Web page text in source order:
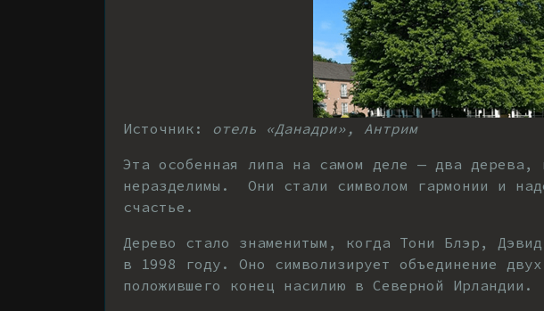
Источник: отель «Данадри», Антрим
Эта особенная липа на самом деле — два дерева,
неразделимы. Они стали символом гармонии и
счастье.
Дерево стало знаменитым, когда Тони Блэр,
в 1998 году. Оно символизирует объединение
положившего конец насилию в Северной Ирландии.